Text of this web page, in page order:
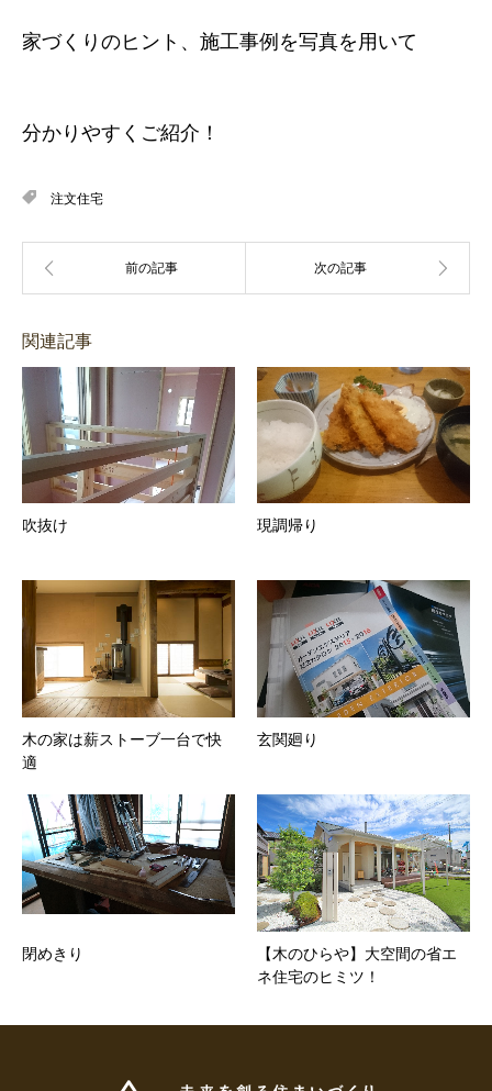
家づくりのヒント、施工事例を写真を用いて
分かりやすくご紹介！
注文住宅
関連記事
吹抜け 現調帰り
木の家は薪ストーブ一台で快
適
玄関廻り
閉めきり
【木のひらや】大空間の省エ
ネ住宅のヒミツ！